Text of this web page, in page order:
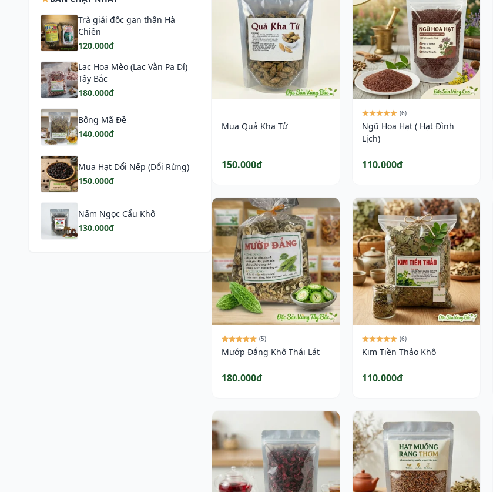
Trà giải độc gan thận Hà
Chiên
120.000đ
Lạc Hoa Mèo (Lạc Vằn Pa Dí)
Tây Bắc
180.000đ
Bông Mã Đề
140.000đ
Mua Hạt Dổi Nếp (Dổi Rừng)
150.000đ
Nấm Ngọc Cẩu Khô
130.000đ
Mua Quả Kha Tử
150.000đ
(6)
Ngũ Hoa Hạt ( Hạt Đình
Lịch)
110.000đ
(5)
Mướp Đắng Khô Thái Lát
180.000đ
(6)
Kim Tiền Thảo Khô
110.000đ